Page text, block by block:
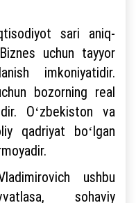
sari aniq-
uchun tayyor
imkoniyatidir.
bozorning real
Oʻzbekiston va
qadriyat boʻlgan
ushbu
sohaviy